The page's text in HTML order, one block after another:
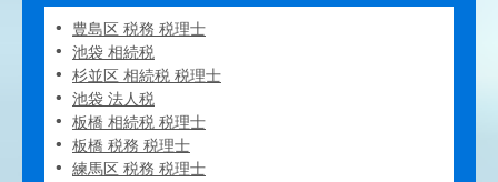
豊島区 税務 税理士
池袋 相続税
杉並区 相続税 税理士
池袋 法人税
板橋 相続税 税理士
板橋 税務 税理士
練馬区 税務 税理士